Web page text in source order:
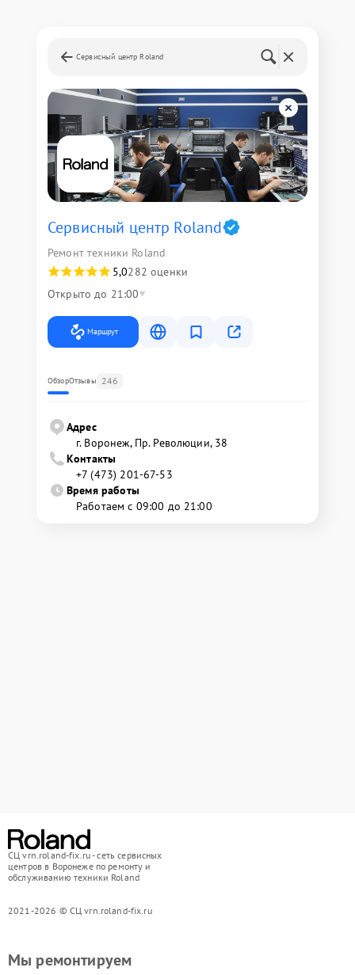
Сервисный центр Roland
Сервисный центр Roland
Ремонт техники Roland
5,0282 оценки
Открыто до 21:00
Маршрут
ОбзорОтзывы 246
Адрес
г. Воронеж, Пр. Революции, 38
Контакты
+7 (473) 201-67-53
Время работы
Работаем с 09:00 до 21:00
СЦ vrn.roland-fix.ru - сеть сервисных
центров в Воронеже по ремонту и
обслуживанию техники Roland
2021-2026 © СЦ vrn.roland-fix.ru
Мы ремонтируем